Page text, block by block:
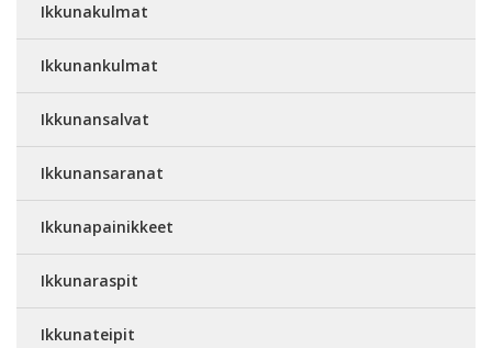
Ikkunakulmat
Ikkunankulmat
Ikkunansalvat
Ikkunansaranat
Ikkunapainikkeet
Ikkunaraspit
Ikkunateipit